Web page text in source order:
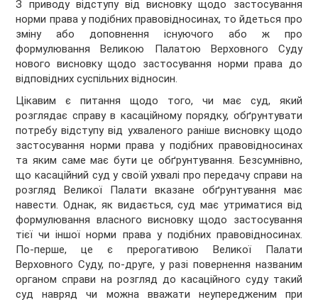
З приводу відступу від висновку щодо застосування
норми права у подібних правовідносинах, то йдеться про
зміну або доповнення існуючого або ж про
формулювання Великою Палатою Верховного Суду
нового висновку щодо застосування норми права до
відповідних суспільних відносин.
Цікавим є питання щодо того, чи має суд, який
розглядає справу в касаційному порядку, обґрунтувати
потребу відступу від ухваленого раніше висновку щодо
застосування норми права у подібних правовідносинах
та яким саме має бути це обґрунтування. Безсумнівно,
що касаційний суд у своїй ухвалі про передачу справи на
розгляд Великої Палати вказане обґрунтування має
навести. Однак, як видається, суд має утриматися від
формулювання власного висновку щодо застосування
тієї чи іншої норми права у подібних правовідносинах.
По-перше, це є прерогативою Великої Палати
Верховного Суду, по-друге, у разі повернення названим
органом справи на розгляд до касаційного суду такий
суд навряд чи можна вважати неупередженим при